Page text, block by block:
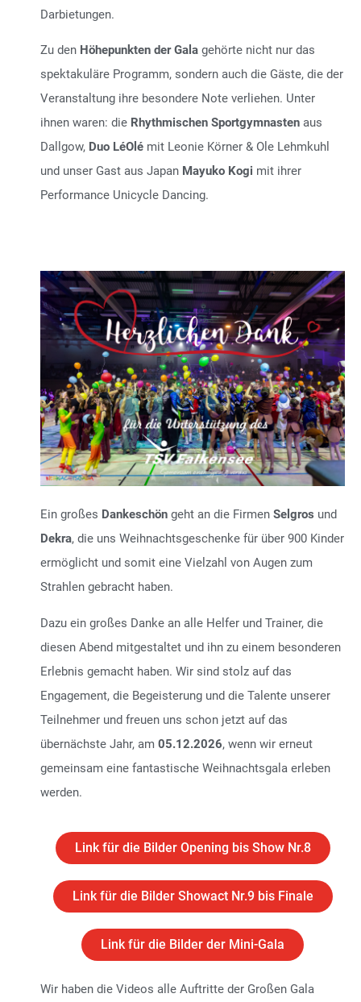
Darbietungen.
Zu den Höhepunkten der Gala gehörte nicht nur das
spektakuläre Programm, sondern auch die Gäste, die der
Veranstaltung ihre besondere Note verliehen. Unter
ihnen waren: die Rhythmischen Sportgymnasten aus
Dallgow, Duo LéOlé mit Leonie Körner & Ole Lehmkuhl
und unser Gast aus Japan Mayuko Kogi mit ihrer
Performance Unicycle Dancing.
Ein großes Dankeschön geht an die Firmen Selgros und
Dekra, die uns Weihnachtsgeschenke für über 900 Kinder
ermöglicht und somit eine Vielzahl von Augen zum
Strahlen gebracht haben.
Dazu ein großes Danke an alle Helfer und Trainer, die
diesen Abend mitgestaltet und ihn zu einem besonderen
Erlebnis gemacht haben. Wir sind stolz auf das
Engagement, die Begeisterung und die Talente unserer
Teilnehmer und freuen uns schon jetzt auf das
übernächste Jahr, am 05.12.2026, wenn wir erneut
gemeinsam eine fantastische Weihnachtsgala erleben
werden.
Link für die Bilder Opening bis Show Nr.8
Link für die Bilder Showact Nr.9 bis Finale
Link für die Bilder der Mini-Gala
Wir haben die Videos alle Auftritte der Großen Gala